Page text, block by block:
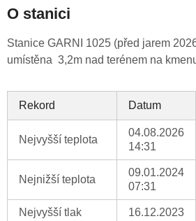
O stanici
Stanice GARNI 1025 (před jarem
umístěna 3,2m nad terénem na
Rekord Datum
Nejvyšší teplota
04.08.2026
14:31
Nejnižší teplota
09.01.2024
07:31
Nejvyšší tlak
16.12.2023